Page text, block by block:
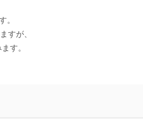
。
すが、
す。